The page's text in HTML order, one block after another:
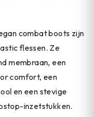
combat boots zijn
flessen. Ze
membraan, een
comfort, een
en een stevige
inzetstukken.